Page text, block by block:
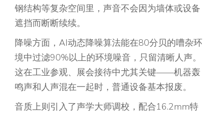
钢结构等复杂空间里，声音不会因为墙体或设备
遮挡而断断续续。
降噪方面，AI动态降噪算法能在80分贝的嘈杂环
境中过滤90%以上的环境噪音，只留清晰人声。
这在工业参观、展会接待中尤其关键——机器轰
鸣声和人声混在一起时，普通设备基本报废。
音质上则引入了声学大师调校，配合16.2mm特